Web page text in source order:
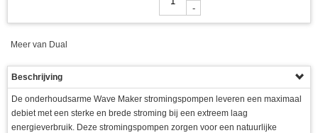
-
Meer van Dual
Beschrijving
De onderhoudsarme Wave Maker stromingspompen leveren een maximaal
debiet met een sterke en brede stroming bij een extreem laag
energieverbruik. Deze stromingspompen zorgen voor een natuurlijke